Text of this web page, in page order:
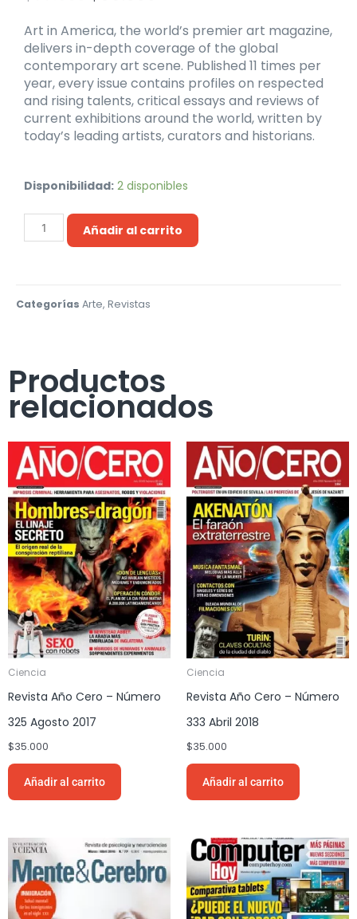
Art in America, the world’s premier art magazine,
delivers in-depth coverage of the global
contemporary art scene. Published 11 times per
year, every issue contains profiles on respected
and rising talents, critical essays and reviews of
current exhibitions around the world, written by
today’s leading artists, curators and historians.
Disponibilidad: 2 disponibles
Añadir al carrito
Categorías Arte, Revistas
Productos
relacionados
Ciencia
Revista Año Cero – Número
325 Agosto 2017
$35.000
Añadir al carrito
Ciencia
Revista Año Cero – Número
333 Abril 2018
$35.000
Añadir al carrito